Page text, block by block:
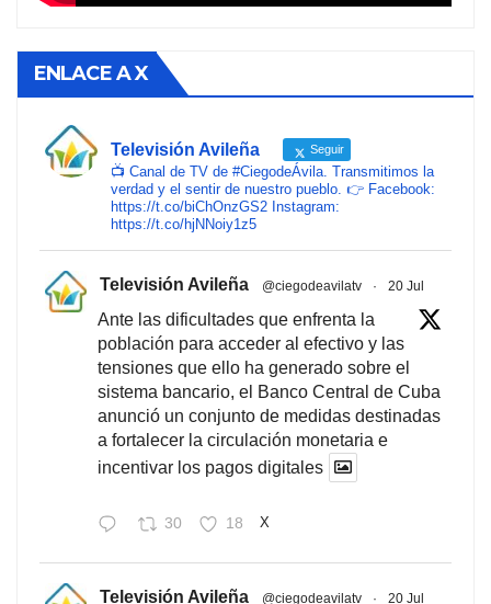
ENLACE A X
Televisión Avileña Seguir
📺 Canal de TV de #CiegodeÁvila. Transmitimos la
verdad y el sentir de nuestro pueblo. 👉 Facebook:
https://t.co/biChOnzGS2 Instagram:
https://t.co/hjNNoiy1z5
Televisión Avileña @ciegodeavilatv · 20 Jul
Ante las dificultades que enfrenta la
población para acceder al efectivo y las
tensiones que ello ha generado sobre el
sistema bancario, el Banco Central de Cuba
anunció un conjunto de medidas destinadas
a fortalecer la circulación monetaria e
incentivar los pagos digitales
30 18 X
Televisión Avileña @ciegodeavilatv · 20 Jul